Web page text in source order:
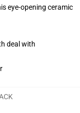
eye-opening ceramic
deal with